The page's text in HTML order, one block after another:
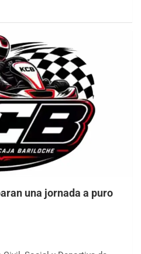
una jornada a puro